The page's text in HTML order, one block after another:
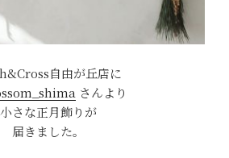
自由が丘店に
さんより
小さな正月飾りが
届きました。